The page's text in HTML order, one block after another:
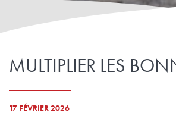
MULTIPLIER LES
17 FÉVRIER 2026